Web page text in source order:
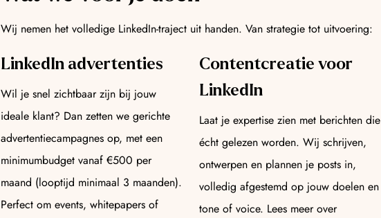
Wij nemen het volledige LinkedIn-traject uit handen. Van strategie tot uitvoering:
LinkedIn advertenties
Wil je snel zichtbaar zijn bij jouw
ideale klant? Dan zetten we gerichte
advertentiecampagnes op, met een
minimumbudget vanaf €500 per
maand (looptijd minimaal 3 maanden).
Perfect om events, whitepapers of
Contentcreatie voor
LinkedIn
Laat je expertise zien met berichten die
écht gelezen worden. Wij schrijven,
ontwerpen en plannen je posts in,
volledig afgestemd op jouw doelen en
tone of voice. Lees meer over